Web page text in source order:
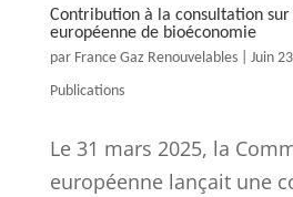
Contribution à la consultation
européenne de bioéconomie
par France Gaz Renouvelables| Juin
Publications
Le 31 mars 2025, la
européenne lançait une